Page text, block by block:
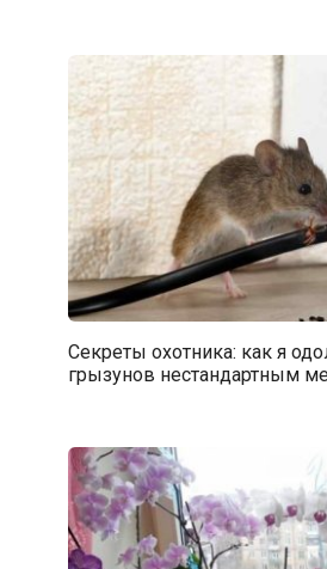
Секреты охотника: как я
грызунов нестандартным